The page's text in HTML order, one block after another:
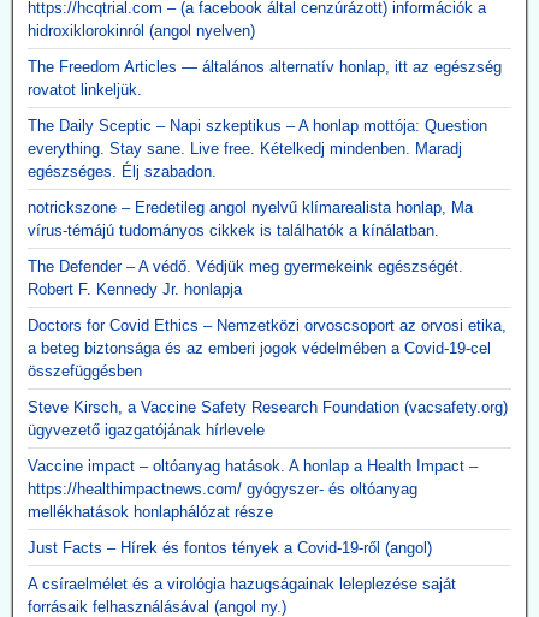
https://hcqtrial.com – (a facebook által cenzúrázott) információk a
hidroxiklorokinról (angol nyelven)
The Freedom Articles — általános alternatív honlap, itt az egészség
rovatot linkeljük.
The Daily Sceptic – Napi szkeptikus – A honlap mottója: Question
everything. Stay sane. Live free. Kételkedj mindenben. Maradj
egészséges. Élj szabadon.
notrickszone – Eredetileg angol nyelvű klímarealista honlap, Ma
vírus-témájú tudományos cikkek is találhatók a kínálatban.
The Defender – A védő. Védjük meg gyermekeink egészségét.
Robert F. Kennedy Jr. honlapja
Doctors for Covid Ethics – Nemzetközi orvoscsoport az orvosi etika,
a beteg biztonsága és az emberi jogok védelmében a Covid-19-cel
összefüggésben
Steve Kirsch, a Vaccine Safety Research Foundation (vacsafety.org)
ügyvezető igazgatójának hírlevele
Vaccine impact – oltóanyag hatások. A honlap a Health Impact –
https://healthimpactnews.com/ gyógyszer- és oltóanyag
mellékhatások honlaphálózat része
Just Facts – Hírek és fontos tények a Covid-19-ről (angol)
A csíraelmélet és a virológia hazugságainak leleplezése saját
forrásaik felhasználásával (angol ny.)